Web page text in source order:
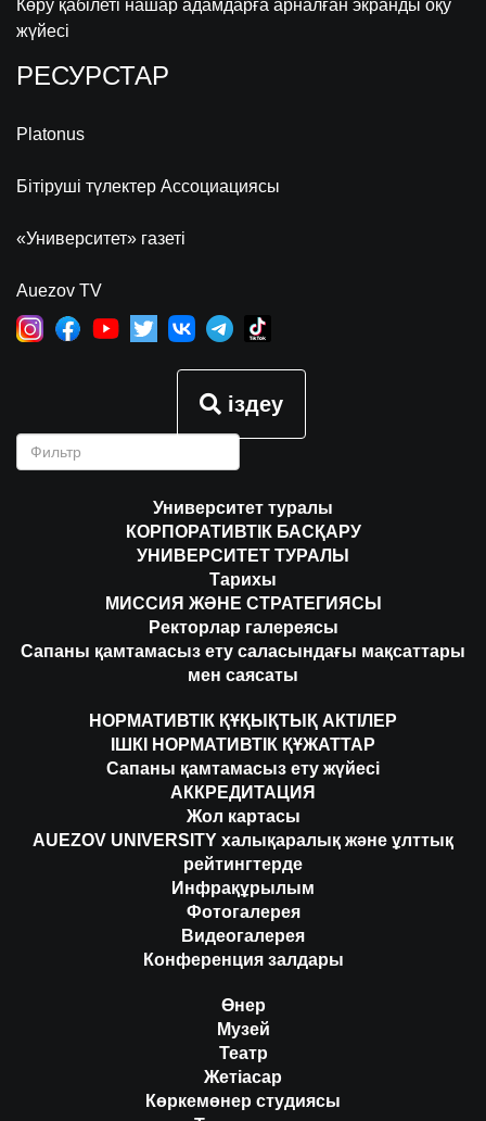
Көру қабілеті нашар адамдарға арналған экранды оқу
жүйесі
РЕСУРСТАР
Platonus
Бітіруші түлектер Ассоциациясы
«Университет» газеті
Auezov TV
іздеу
Университет туралы
КОРПОРАТИВТІК БАСҚАРУ
УНИВЕРСИТЕТ ТУРАЛЫ
Тарихы
МИССИЯ ЖӘНЕ СТРАТЕГИЯСЫ
Ректорлар галереясы
Сапаны қамтамасыз ету саласындағы мақсаттары
мен саясаты
НОРМАТИВТІК ҚҰҚЫҚТЫҚ АКТІЛЕР
ІШКІ НОРМАТИВТІК ҚҰЖАТТАР
Сапаны қамтамасыз ету жүйесі
АККРЕДИТАЦИЯ
Жол картасы
AUEZOV UNIVERSITY халықаралық және ұлттық
рейтингтерде
Инфрақұрылым
Фотогалерея
Видеогалерея
Конференция залдары
Өнер
Музей
Театр
Жетіасар
Көркемөнер студиясы